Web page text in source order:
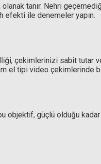
tanır. Nehri
efekti ile denemeler yapın.
sabit tutar
el tipi video çekimlerinde
objektif, güçlü olduğu